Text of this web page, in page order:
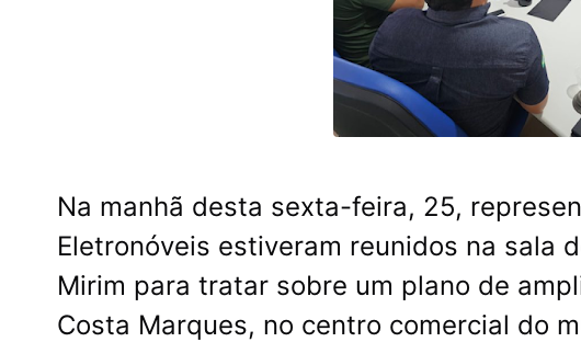
Na manhã desta sexta-feira, 25,
Eletronóveis estiveram reunidos na sala
Mirim para tratar sobre um plano de
Costa Marques, no centro comercial do